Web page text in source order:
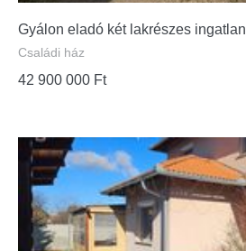
Gyálon eladó két lakrészes ingatlan
Családi ház
42 900 000 Ft